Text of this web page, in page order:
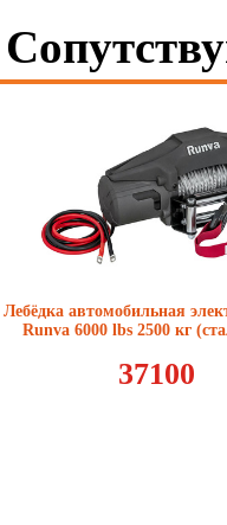
Лебёдка автомобильная
Runva 6000 lbs 2500 кг
37100